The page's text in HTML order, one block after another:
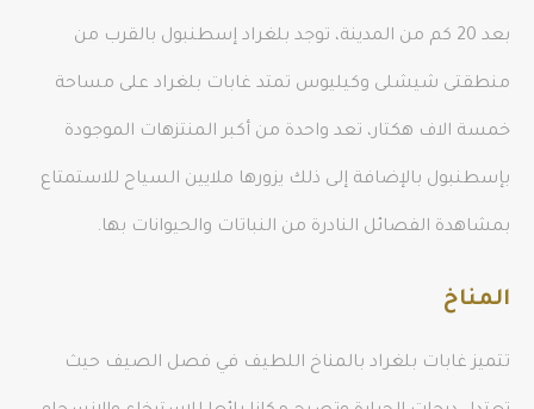
بعد 20 كم من المدينة، توجد بلغراد إسطنبول بالقرب من
منطقتى شيشلى وكيليوس تمتد غابات بلغراد على مساحة
خمسة الاف هكتار، تعد واحدة من أكبر المنتزهات الموجودة
بإسطنبول بالإضافة إلى ذلك يزورها ملايين السياح للاستمتاع
بمشاهدة الفصائل النادرة من النباتات والحيوانات بها.
المناخ
تتميز غابات بلغراد بالمناخ اللطيف في فصل الصيف حيث